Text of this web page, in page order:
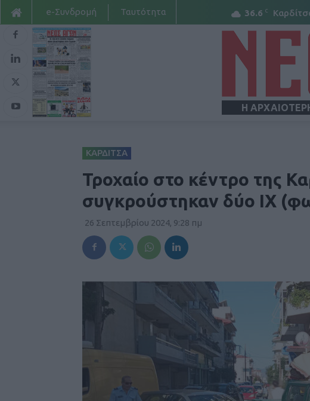
36.6 C
e-Συνδρομή Ταυτότητα
Η
ΚΑΡΔΙΤΣΑ
Τροχαίο στο κέντρο της
συγκρούστηκαν δύο ΙΧ
26 Σεπτεμβρίου 2024, 9:28 πμ